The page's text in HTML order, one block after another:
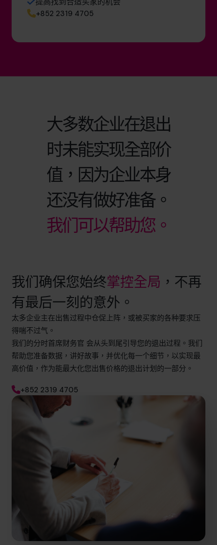
+852 2319 4705
大多数企业在退出
时未能实现全部价
值，因为企业本身
还没有做好准备。
我们可以帮助您。
我们确保您始终掌控全局 ，不再
有最后一刻的意外。
太多企业主在出售过程中仓促上阵，或被买家的各种要求压
得喘不过气。
我们的分时首席财务官 会从头到尾引导您的退出过程。我们
帮助您准备数据，讲好故事，并优化每一个细节，以实现最
高价值，作为能最大化您出售价格的退出计划的一部分。
+852 2319 4705